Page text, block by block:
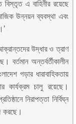
এ বাহিনীর রয়েছে
উন্নয়ন ব্যবস্থা এবং
উদ্ধার ও ত্রাণ
বর্তমান অন্তর্বর্তীকালীন
গড়ার ধারাবাহিকতায়
কার্যক্রম চালু রয়েছে।
নিরাপত্তা নির্বিঘ্ন
করছে।